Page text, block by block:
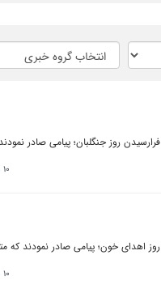
روز جنگلبان؛ پیامی صادر
10 مرداد 1405
اهدای خون؛ پیامی صادر نمودند که
10 مرداد 1405